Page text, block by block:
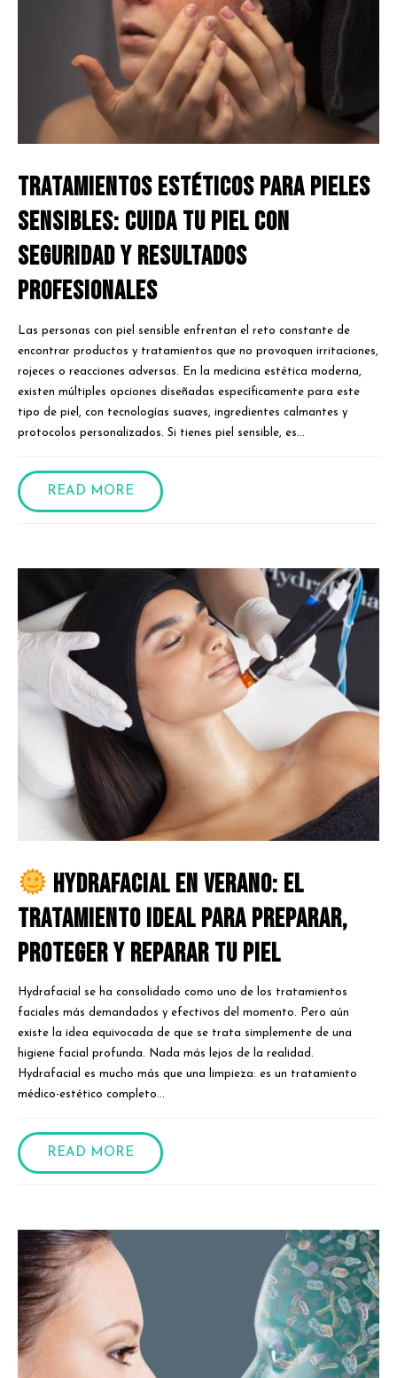
Tratamientos Estéticos para Pieles
Sensibles: Cuida Tu Piel con
Seguridad y Resultados
Profesionales
Las personas con piel sensible enfrentan el reto constante de
encontrar productos y tratamientos que no provoquen irritaciones,
rojeces o reacciones adversas. En la medicina estética moderna,
existen múltiples opciones diseñadas específicamente para este
tipo de piel, con tecnologías suaves, ingredientes calmantes y
protocolos personalizados. Si tienes piel sensible, es...
READ MORE
Hydrafacial en verano: El
tratamiento ideal para preparar,
proteger y reparar tu piel
Hydrafacial se ha consolidado como uno de los tratamientos
faciales más demandados y efectivos del momento. Pero aún
existe la idea equivocada de que se trata simplemente de una
higiene facial profunda. Nada más lejos de la realidad.
Hydrafacial es mucho más que una limpieza: es un tratamiento
médico-estético completo...
READ MORE